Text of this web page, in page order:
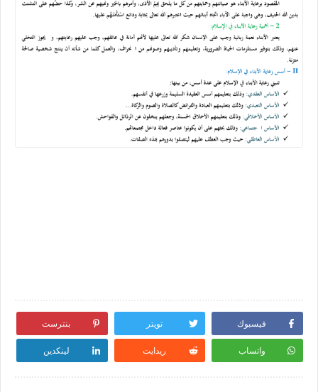
فيسبوك تويتر بنترست
واتساب ريدايت لينكدين